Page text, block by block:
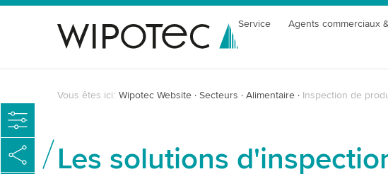
Service Agents commerciaux
Vous êtes ici: Wipotec Website Secteurs Alimentaire Inspection de
Les solutions